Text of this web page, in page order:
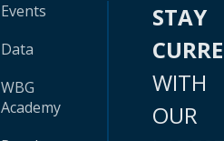
Events
Data
WBG
Academy
STAY
WITH
OUR